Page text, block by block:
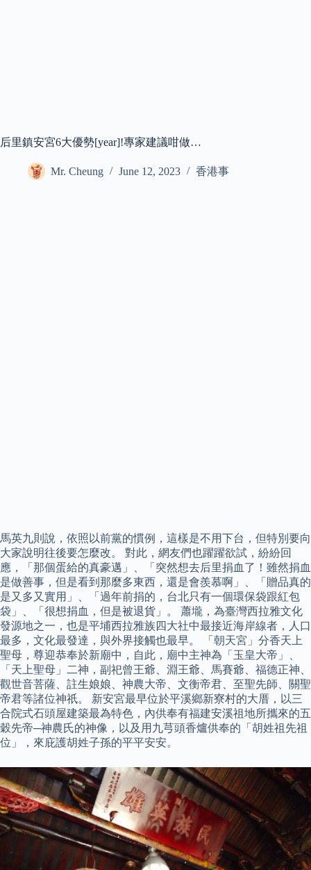
后里鎮安宮6大優勢[year]!專家建議咁做…
Mr. Cheung June 12, 2023 香港事
馬英九則說，依照以前黨的慣例，這樣是不用下台，但特別要向
大家說明往後要怎麼改。 對此，網友們也躍躍欲試，紛紛回
應，「那個蛋給的真豪邁」、「突然想去后里捐血了！雖然捐血
是做善事，但是看到那麼多東西，還是會羨慕啊」、「贈品真的
是又多又實用」、「過年前捐的，台北只有一個環保袋跟紅包
袋」、「很想捐血，但是被退貨」。 蕭壠，為臺灣西拉雅文化
發源地之一，也是平埔西拉雅族四大社中最接近海岸線者，人口
最多，文化最發達，與外界接觸也最早。 「朝天宮」分香天上
聖母，尊迎恭奉於新廟中，自此，廟中主神為「玉皇大帝」、
「天上聖母」二神，副祀曾王爺、淵王爺、馬賽爺、福德正神、
觀世音菩薩、註生娘娘、神農大帝、文衡帝君、至聖先師、關聖
帝君等諸位神祇。 新安宮最早位於平溪鄉新寮村的大厝，以三
合院式石頭屋建築最為特色，內供奉有福建安溪祖地所攜來的五
穀先帝─神農氏的神像，以及用九芎頭香爐供奉的「胡姓祖先祖
位」，來庇護胡姓子孫的平平安安。